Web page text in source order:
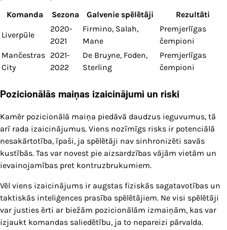
Komanda
Sezona Galvenie spēlētāji Rezultāti
Liverpūle
2020-
2021
Firmino, Salah,
Mane
Premjerlīgas
čempioni
Mančestras
City
2021-
2022
De Bruyne, Foden,
Sterling
Premjerlīgas
čempioni
Pozicionālās maiņas izaicinājumi un riski
Kamēr pozicionālā maiņa piedāvā daudzus ieguvumus, tā
arī rada izaicinājumus. Viens nozīmīgs risks ir potenciālā
nesakārtotība, īpaši, ja spēlētāji nav sinhronizēti savās
kustībās. Tas var novest pie aizsardzības vājām vietām un
ievainojamības pret kontruzbrukumiem.
Vēl viens izaicinājums ir augstas fiziskās sagatavotības un
taktiskās inteliģences prasība spēlētājiem. Ne visi spēlētāji
var justies ērti ar biežām pozicionālām izmaiņām, kas var
izjaukt komandas saliedētību, ja to nepareizi pārvalda.